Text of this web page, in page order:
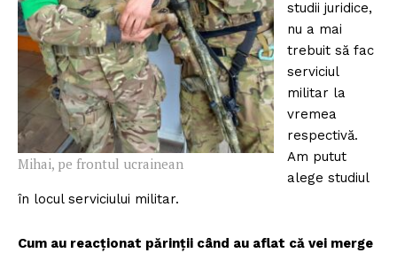
Mihai, pe frontul ucrainean
studii juridice,
nu a mai
trebuit să fac
serviciul
militar la
vremea
respectivă.
Am putut
alege studiul
în locul serviciului militar.
Cum au reacționat părinții când au aflat că vei merge